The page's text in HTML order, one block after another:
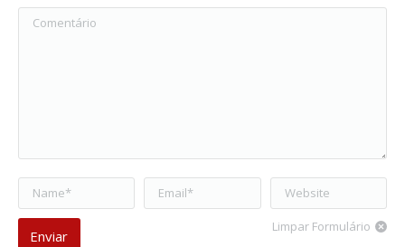
Comentário
Name * Email * Website
Limpar Formulário
Enviar